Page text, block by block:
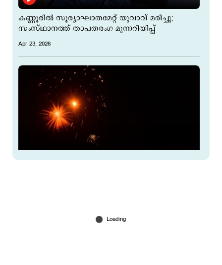
കണ്ണൂരില്‍ സൂര്യാഘാതമേറ്റ് യുവാവ് മരിച്ചു;
സംസ്ഥാനത്ത് താപതരംഗ മുന്നറിയിപ്പ്
Apr 23, 2026